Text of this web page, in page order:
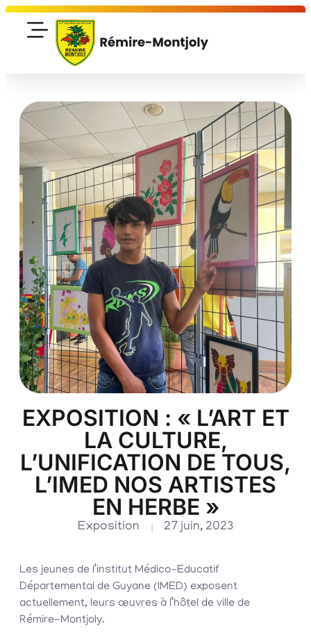
EXPOSITION : « L’ART ET
LA CULTURE,
L’UNIFICATION DE TOUS,
L’IMED NOS ARTISTES
EN HERBE »
Exposition 27 juin, 2023
Les jeunes de l’institut Médico-Educatif
Départemental de Guyane (IMED) exposent
actuellement, leurs œuvres à l’hôtel de ville de
Rémire-Montjoly.